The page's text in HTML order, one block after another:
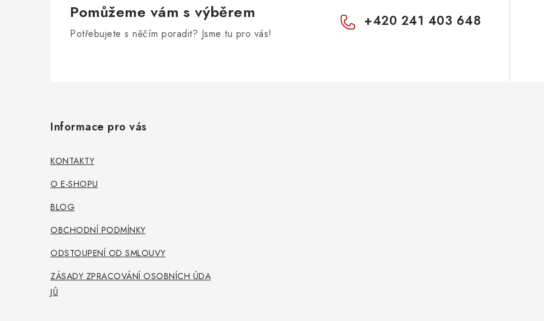
Pomůžeme vám s výběrem
Potřebujete s něčím poradit? Jsme tu pro vás!
+420 241 403 648
Informace pro vás
KONTAKTY
O E-SHOPU
BLOG
OBCHODNÍ PODMÍNKY
ODSTOUPENÍ OD SMLOUVY
ZÁSADY ZPRACOVÁNÍ OSOBNÍCH ÚDA
JŮ